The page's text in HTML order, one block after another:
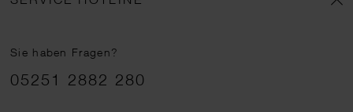
Sie haben Fragen?
Telefonnummer
05251 2882 280